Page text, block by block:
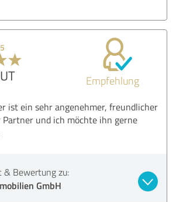
Empfehlung
ist ein sehr angenehmer, freundlicher
Partner und ich möchte ihn gerne
& Bewertung zu:
GmbH